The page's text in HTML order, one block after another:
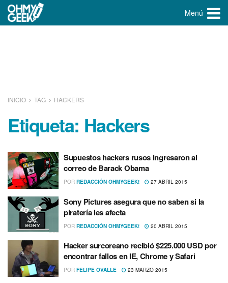
Menú
INICIO TAG HACKERS
Etiqueta: Hackers
Supuestos hackers rusos ingresaron al
correo de Barack Obama
POR REDACCIÓN OHMYGEEK! 27 ABRIL 2015
Sony Pictures asegura que no saben si la
piraterí­a les afecta
POR REDACCIÓN OHMYGEEK! 20 ABRIL 2015
Hacker surcoreano recibió $225.000 USD por
encontrar fallos en IE, Chrome y Safari
POR FELIPE OVALLE 23 MARZO 2015